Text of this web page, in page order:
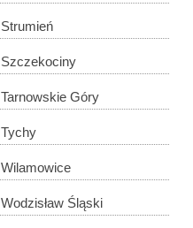
Strumień
Szczekociny
Tarnowskie Góry
Tychy
Wilamowice
Wodzisław Śląski